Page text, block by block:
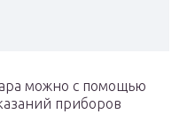
можно с помощью
приборов